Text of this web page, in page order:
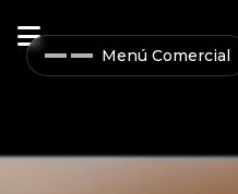
Menú Comercial